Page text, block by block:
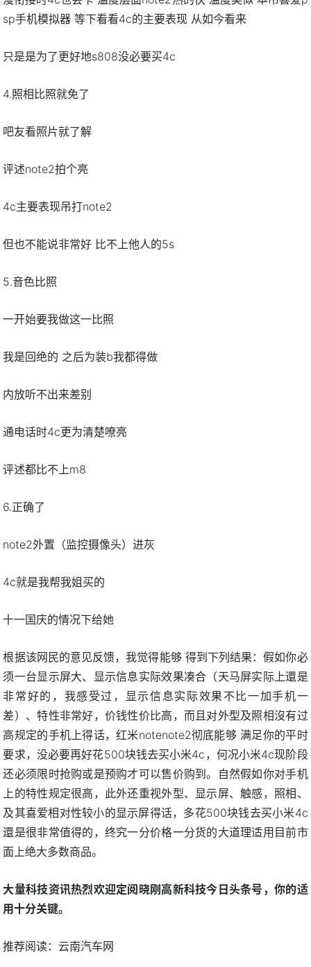
sp手机模拟器 等下看看4c的主要表现 从如今看来
只是是为了更好地s808没必要买4c
4.照相比照就免了
吧友看照片就了解
评述note2拍个亮
4c主要表现吊打note2
但也不能说非常好 比不上他人的5s
5.音色比照
一开始要我做这一比照
我是回绝的 之后为装b我都得做
内放听不出来差别
通电话时4c更为清楚嘹亮
评述都比不上m8
6.正确了
note2外置（监控摄像头）进灰
4c就是我帮我姐买的
十一国庆的情况下给她
根据该网民的意见反馈，我觉得能够 得到下列结果：假如你必
须一台显示屏大、显示信息实际效果凑合（天马屏实际上還是
非常好的，我感受过，显示信息实际效果不比一加手机一
差）、特性非常好，价钱性价比高，而且对外型及照相沒有过
高规定的手机上得话，红米notenote2彻底能够 满足你的平时
要求，没必要再好花500块钱去买小米4c，何况小米4c现阶段
还必须限时抢购或是预购才可以售价购到。自然假如你对手机
上的特性规定很高，此外还重视外型、显示屏、触感，照相、
及其喜爱相对性较小的显示屏得话，多花500块钱去买小米4c
還是很非常值得的，终究一分价格一分货的大道理适用目前市
面上绝大多数商品。
大量科技资讯热烈欢迎定阅晓刚高新科技今日头条号，你的适
用十分关键。
推荐阅读： 云南汽车网